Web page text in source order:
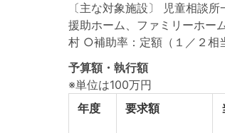
〔主な対象施設〕 児童相談
援助ホーム、ファミリーホー
村 ○補助率：定額（１／２相
予算額・執行額
※単位は100万円
年度
要求額